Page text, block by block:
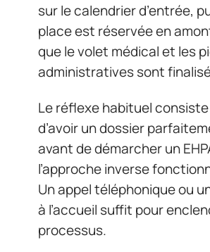
sur le calendrier d’entrée,
place est réservée en
que le volet médical et les
administratives sont
Le réflexe habituel
d’avoir un dossier
avant de démarcher un
l’approche inverse
Un appel téléphonique ou
à l’accueil suffit pour
processus.